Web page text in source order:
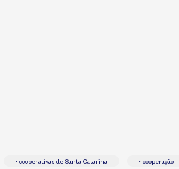
• cooperativas de Santa Catarina • cooperação